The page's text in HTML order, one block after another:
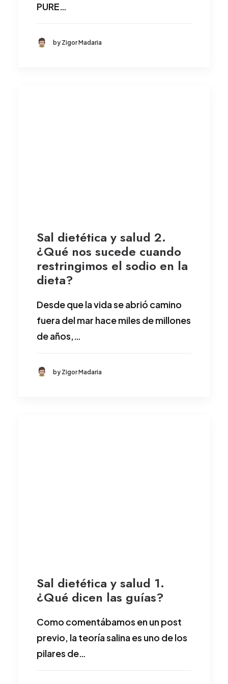
PURE…
by Zigor Madaria
Sal dietética y salud 2.
¿Qué nos sucede cuando
restringimos el sodio en la
dieta?
Desde que la vida se abrió camino
fuera del mar hace miles de millones
de años,…
by Zigor Madaria
Sal dietética y salud 1.
¿Qué dicen las guías?
Como comentábamos en un post
previo, la teoría salina es uno de los
pilares de…